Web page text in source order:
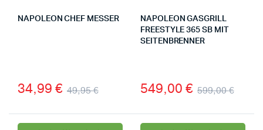
NAPOLEON CHEF MESSER
49,95€
34,99 €
NAPOLEON GASGRILL
FREESTYLE 365 SB MIT
SEITENBRENNER
599,00€
549,00 €